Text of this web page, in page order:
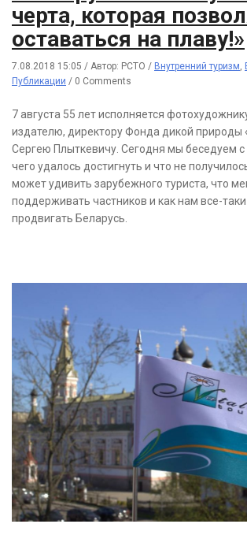
черта, которая
оставаться на плаву!»
7.08.2018 15:05 / Автор: РСТО / Внутренний туризм,
Публикации / 0 Comments
7 августа 55 лет исполняется
издателю, директору Фонда дикой природы
Сергею Плыткевичу. Сегодня мы беседуем с
чего удалось достигнуть и что не
может удивить зарубежного туриста, что
поддерживать частников и как нам все-
продвигать Беларусь.